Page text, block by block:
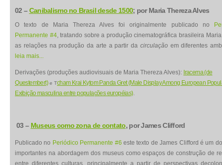
02 –Canibalismo no Brasil desde 1500; por Maria Thereza Alves
O texto de Maria Thereza Alves foi originalmente publicado no
Permanente #4, tratando sobre a produção cinematográfica brasileira
as relações na produção da arte a partir da circulaçãoem diferentes
leia mais...
Derivações (produções audiovisuais de Maria Thereza Alves): Iracema (de
Questembert)e Tcham Krai Kytom Panda Gret (Male Display Among European
Exibição masculina entre populações européias).
03 – Museus como zona de contato, porJames Clifford
Publicado no Periódico Permanente #6 este texto de James Clifford é um
importantes na abordagem dos museus como espaços de construção de
entre diferentes culturas, principalmente a partir de perspectivas